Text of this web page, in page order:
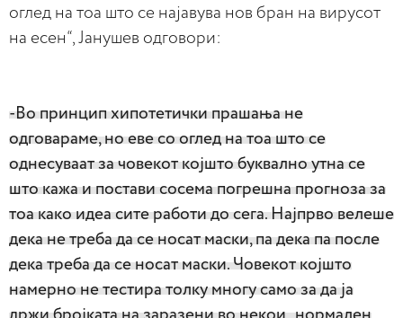
оглед на тоа што се најавува нов бран на вирусот
на есен“, Јанушев одговори:
-Во принцип хипотетички прашања не
одговараме, но еве со оглед на тоа што се
однесуваат за човекот којшто буквално утна се
што кажа и постави сосема погрешна прогноза за
тоа како идеа сите работи до сега. Најпрво велеше
дека не треба да се носат маски, па дека па после
дека треба да се носат маски. Човекот којшто
намерно не тестира толку многу само за да ја